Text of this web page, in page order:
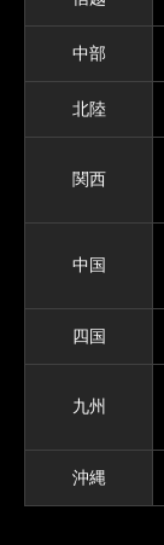
中部
北陸
関西
中国
四国
九州
沖縄